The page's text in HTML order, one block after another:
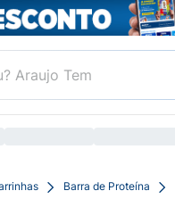
Barra de Proteína